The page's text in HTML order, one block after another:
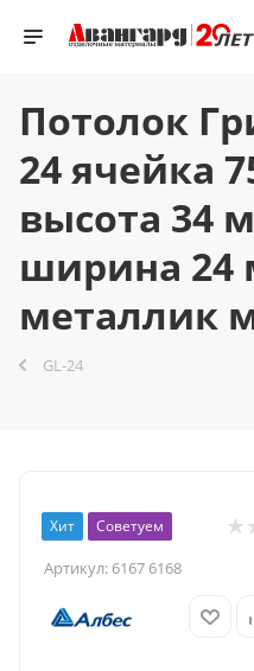
Потолок
24 ячейка
высота 34
ширина 24
металлик
GL-24
Хит Советуем
Артикул: 6167 6168